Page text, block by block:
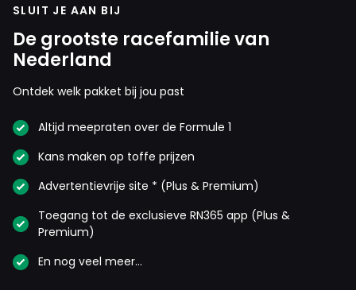
SLUIT JE AAN BIJ
De grootste racefamilie van
Nederland
Ontdek welk pakket bij jou past
Altijd meepraten over de Formule 1
Kans maken op toffe prijzen
Advertentievrije site * (Plus & Premium)
Toegang tot de exclusieve RN365 app (Plus &
Premium)
En nog veel meer…